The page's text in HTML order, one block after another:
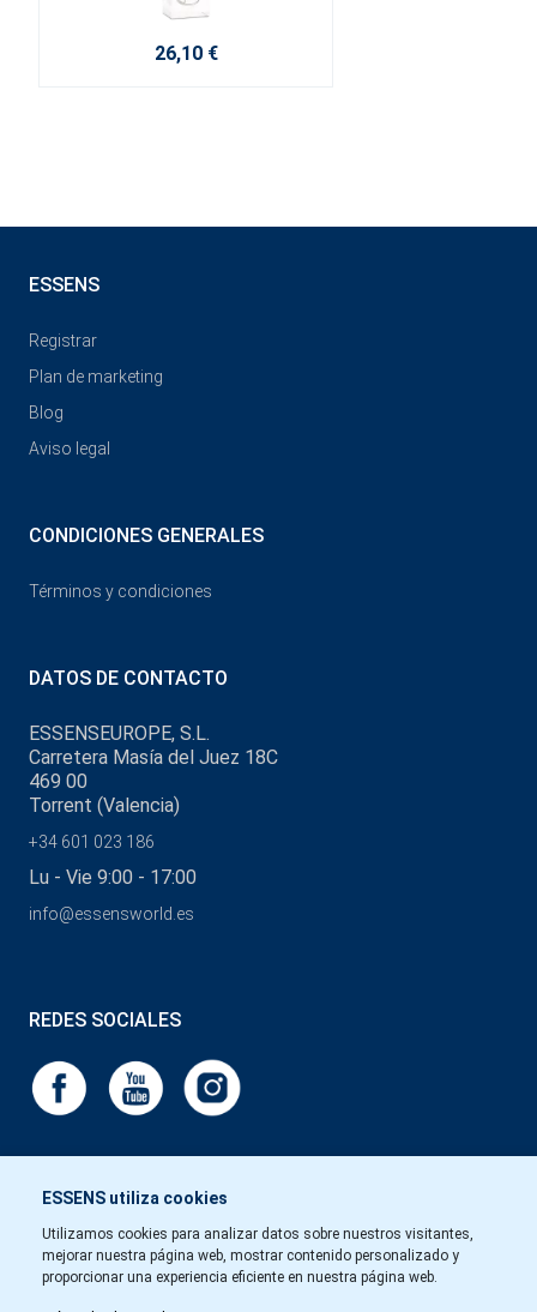
26,10 €
ESSENS utiliza cookies
Utilizamos cookies para analizar datos sobre nuestros visitantes,
mejorar nuestra página web, mostrar contenido personalizado y
proporcionar una experiencia eficiente en nuestra página web.
ESSENS
Registrar
Plan de marketing
Blog
Aviso legal
CONDICIONES GENERALES
Términos y condiciones
DATOS DE CONTACTO
ESSENSEUROPE, S.L.
Carretera Masía del Juez 18C
469 00
Torrent (Valencia)
+34 601 023 186
Lu - Vie 9:00 - 17:00
info@essensworld.es
REDES SOCIALES